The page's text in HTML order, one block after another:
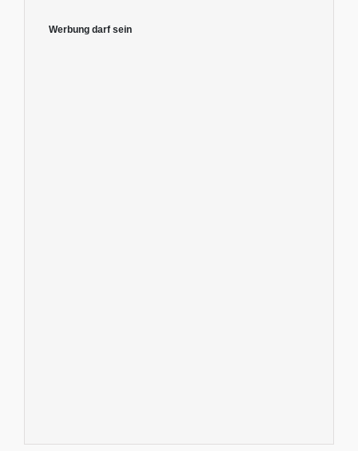
Werbung darf sein